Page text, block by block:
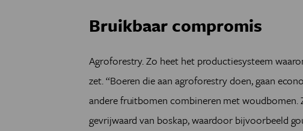
Bruikbaar compromis
Agroforestry. Zo heet het productiesysteem
zet. “Boeren die aan agroforestry doen, gaan
andere fruitbomen combineren met woudbomen.
gevrijwaard van boskap, waardoor bijvoorbeeld